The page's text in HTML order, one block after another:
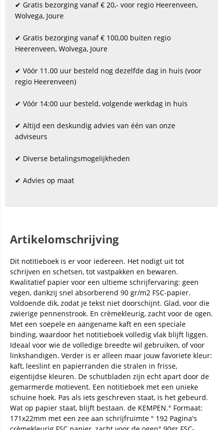
✔ Gratis bezorging vanaf € 20,- voor regio Heerenveen,
Wolvega, Joure
✔ Gratis bezorging vanaf € 100,00 buiten regio
Heerenveen, Wolvega, Joure
✔ Vóór 11.00 uur besteld nog dezelfde dag in huis (voor
regio Heerenveen)
✔ Vóór 14:00 uur besteld, volgende werkdag in huis
✔ Altijd een deskundig advies van één van onze
adviseurs
✔ Diverse betalingsmogelijkheden
✔ Advies op maat
Artikelomschrijving
Dit notitieboek is er voor iedereen. Het nodigt uit tot
schrijven en schetsen, tot vastpakken en bewaren.
Kwalitatief papier voor een ultieme schrijfervaring: geen
vegen, dankzij snel absorberend 90 gr/m2 FSC-papier.
Voldoende dik, zodat je tekst niet doorschijnt. Glad, voor die
zwierige pennenstrook. En crèmekleurig, zacht voor de ogen.
Met een soepele en aangename kaft en een speciale
binding, waardoor het notitieboek volledig vlak blijft liggen.
Ideaal voor wie de volledige breedte wil gebruiken, of voor
linkshandigen. Verder is er alleen maar jouw favoriete kleur:
kaft, leeslint en papierranden die stralen in frisse,
eigentijdse kleuren. De schutbladen zijn echt apart door de
gemarmerde motievent. Een notitieboek met een unieke
schuine hoek. Pas als iets geschreven staat, is het gebeurd.
Wat op papier staat, blijft bestaan. de KEMPEN.° Formaat:
171x22mm met een zee aan schrijfruimte ° 192 Pagina's